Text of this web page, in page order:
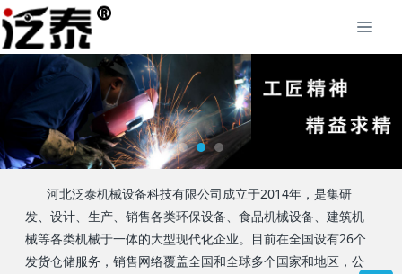
河北泛泰机械设备科技有限公司成立于2014年，是集研
发、设计、生产、销售各类环保设备、食品机械设备、建筑机
械等各类机械于一体的大型现代化企业。目前在全国设有26个
发货仓储服务，销售网络覆盖全国和全球多个国家和地区，公